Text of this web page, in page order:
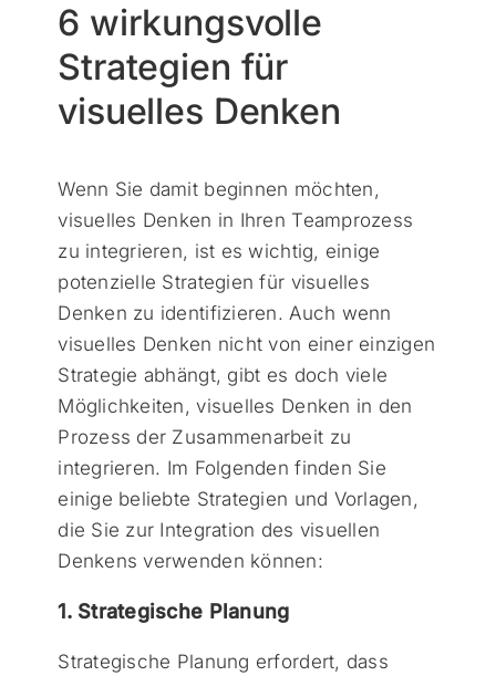
6 wirkungsvolle
Strategien für
visuelles Denken
Wenn Sie damit beginnen möchten,
visuelles Denken in Ihren Teamprozess
zu integrieren, ist es wichtig, einige
potenzielle Strategien für visuelles
Denken zu identifizieren. Auch wenn
visuelles Denken nicht von einer einzigen
Strategie abhängt, gibt es doch viele
Möglichkeiten, visuelles Denken in den
Prozess der Zusammenarbeit zu
integrieren. Im Folgenden finden Sie
einige beliebte Strategien und Vorlagen,
die Sie zur Integration des visuellen
Denkens verwenden können:
1. Strategische Planung
Strategische Planung erfordert, dass